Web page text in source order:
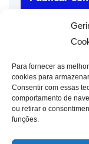
Para fornecer as
cookies para
Consentir com essas
comportamento de
ou retirar o
funções.